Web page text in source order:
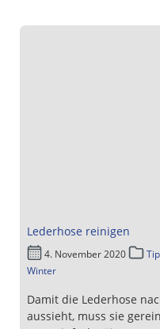
Lederhose reinigen
4. November 2020
Winter
Damit die Lederhose
aussieht, muss sie